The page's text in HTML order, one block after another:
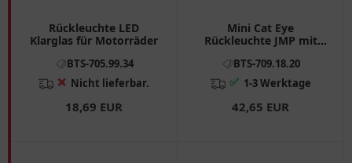
Rückleuchte LED
Klarglas für Motorräder
BTS-705.99.34
❌ Nicht lieferbar.
18,69 EUR
Mini Cat Eye
Rückleuchte JMP mit
Nummernschildhalter
BTS-709.18.20
✅ 1-3 Werktage
42,65 EUR